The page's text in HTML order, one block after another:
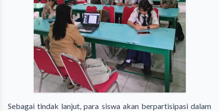
Sebagai tindak lanjut, para siswa akan berpartisipasi dalam